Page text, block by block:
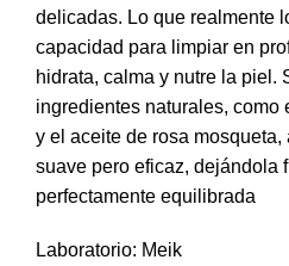
delicadas. Lo que realmente
capacidad para limpiar en
hidrata, calma y nutre la piel.
ingredientes naturales, como
y el aceite de rosa
suave pero eficaz, dejándola
perfectamente equilibrada
Laboratorio: Meik